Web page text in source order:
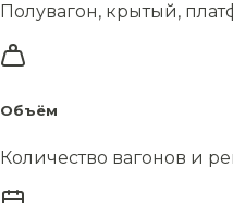
Полувагон, крытый,
Объём
Количество вагонов и